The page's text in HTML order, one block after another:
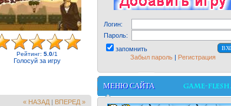
Рейтинг: 5.0/1
Голосуй за игру
« НАЗАД | ВПЕРЕД »
Логин:
Пароль:
запомнить
Забыл пароль| Регистрация
МЕНЮ САЙТА